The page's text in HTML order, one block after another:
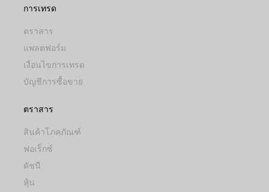
การเทรด
ตราสาร
แพลตฟอร์ม
เงื่อนไขการเทรด
บัญชีการซื้อขาย
ตราสาร
สินค้าโภคภัณฑ์
ฟอเร็กซ์
ดัชนี
หุ้น